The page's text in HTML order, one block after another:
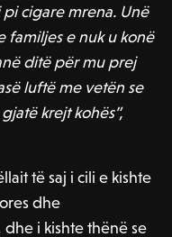
cigare mrena. Unë
familjes e nuk u konë
ditë për mu prej
luftë me vetën se
krejt kohës”,
të saj i cili e kishte
dhe
i kishte thënë se